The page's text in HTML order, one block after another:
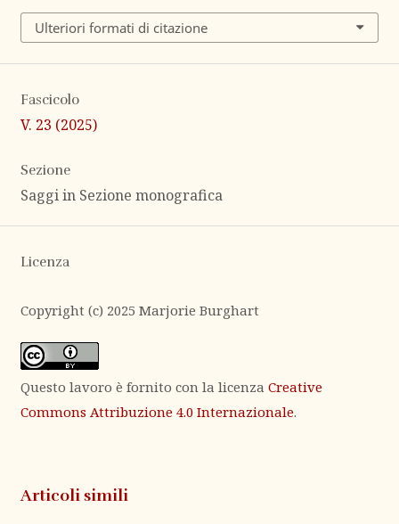
Ulteriori formati di citazione
Fascicolo
V. 23 (2025)
Sezione
Saggi in Sezione monografica
Licenza
Copyright (c) 2025 Marjorie Burghart
Questo lavoro è fornito con la licenza Creative
Commons Attribuzione 4.0 Internazionale.
Articoli simili